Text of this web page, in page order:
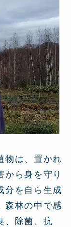
物は、置かれ
から身を守り
分を自ら生成
森林の中で感
、除菌、抗